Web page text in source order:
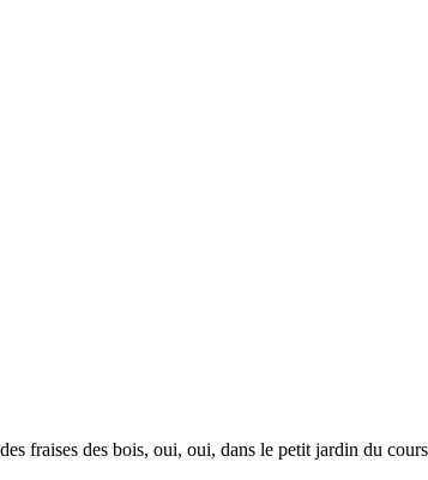
fraises des bois, oui, oui, dans le petit jardin du